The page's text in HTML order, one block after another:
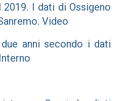
I dati di Ossigeno
Video
anni secondo i dati